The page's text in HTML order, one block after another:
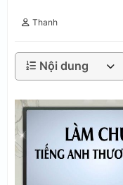
Thanh
Nội dung